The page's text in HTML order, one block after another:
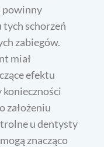
powinny
tych schorzeń
zabiegów.
miał
efektu
konieczności
założeniu
u dentysty
znacząco